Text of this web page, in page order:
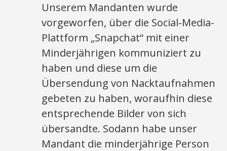
Unserem Mandanten wurde
vorgeworfen, über die Social-Media-
Plattform „Snapchat“ mit einer
Minderjährigen kommuniziert zu
haben und diese um die
Übersendung von Nacktaufnahmen
gebeten zu haben, woraufhin diese
entsprechende Bilder von sich
übersandte. Sodann habe unser
Mandant die minderjährige Person